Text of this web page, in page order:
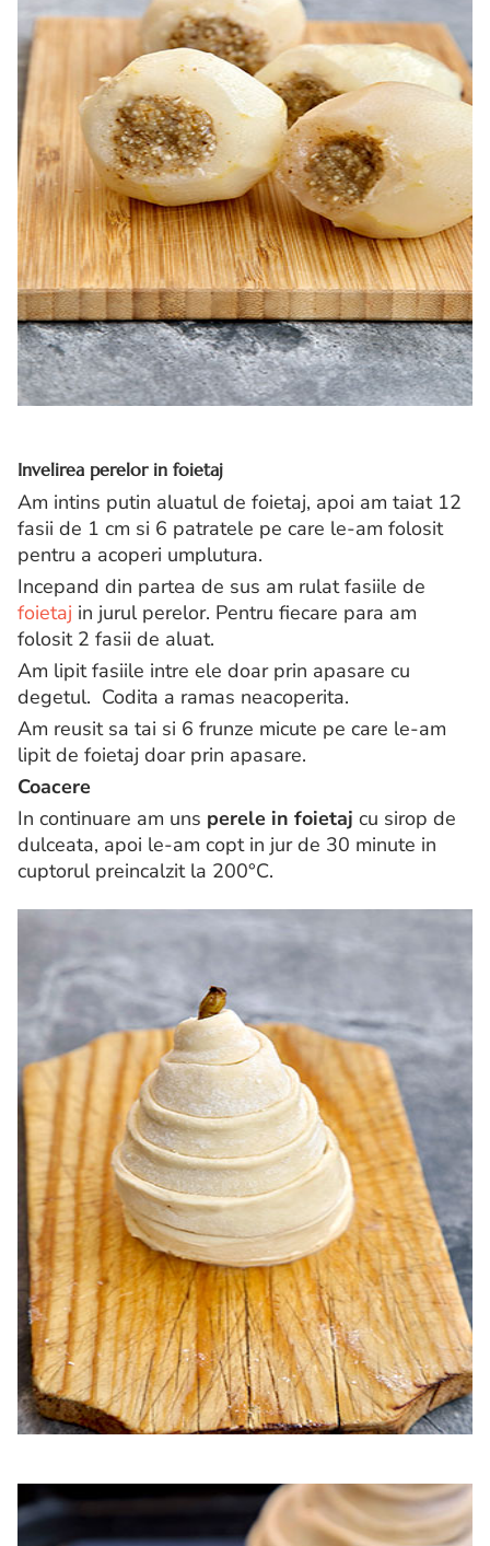
Invelirea perelor in foietaj
Am intins putin aluatul de foietaj, apoi am taiat 12
fasii de 1 cm si 6 patratele pe care le-am folosit
pentru a acoperi umplutura.
Incepand din partea de sus am rulat fasiile de
foietaj in jurul perelor. Pentru fiecare para am
folosit 2 fasii de aluat.
Am lipit fasiile intre ele doar prin apasare cu
degetul. Codita a ramas neacoperita.
Am reusit sa tai si 6 frunze micute pe care le-am
lipit de foietaj doar prin apasare.
Coacere
In continuare am uns perele in foietaj cu sirop de
dulceata, apoi le-am copt in jur de 30 minute in
cuptorul preincalzit la 200°C.